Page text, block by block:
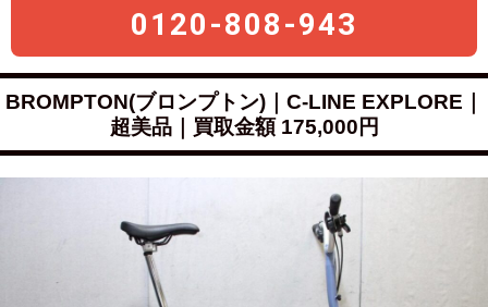
0120-808-943
BROMPTON(ブロンプトン)｜C-LINE EXPLORE｜
超美品｜買取金額 175,000円